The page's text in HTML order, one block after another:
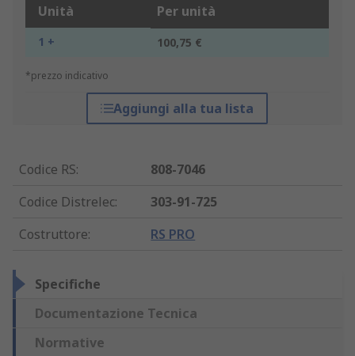
Unità Per unità
1 + 100,75 €
*prezzo indicativo
Aggiungi alla tua lista
Codice RS:
808-7046
Codice Distrelec:
303-91-725
Costruttore: RS PRO
Specifiche
Documentazione Tecnica
Normative